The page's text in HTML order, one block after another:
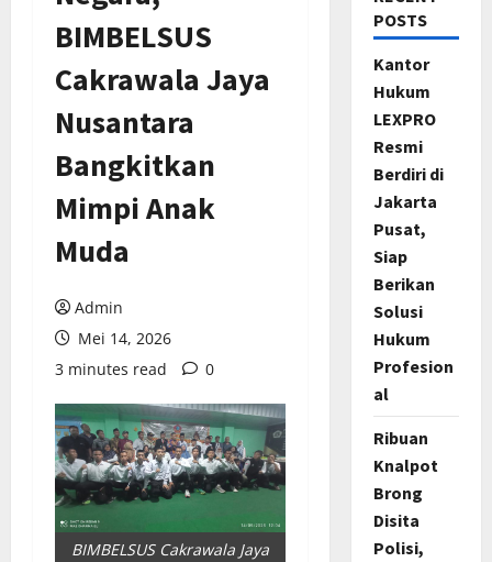
BIMBELSUS
Cakrawala Jaya
Nusantara
Bangkitkan
Mimpi Anak
Muda
Admin
Mei 14, 2026
3 minutes read
0
BIMBELSUS Cakrawala Jaya
POSTS
Kantor
Hukum
LEXPRO
Resmi
Berdiri di
Jakarta
Pusat,
Siap
Berikan
Solusi
Hukum
Profesion
al
Ribuan
Knalpot
Brong
Disita
Polisi,